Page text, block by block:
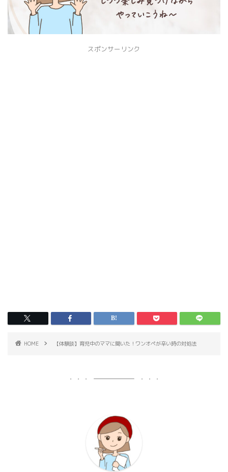
スポンサーリンク
HOME 【体験談】育児中のママに聞いた！ワンオペが辛い時の対処法